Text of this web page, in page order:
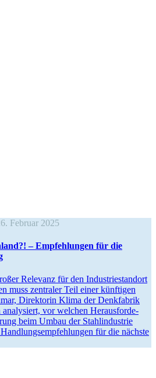
Februar 2025
– Empfeh­lungen für die
Relevanz für den Indus­trie­standort
muss zentraler Teil einer künftigen
Direk­torin Klima der Denkfabrik
vor welchen Heraus­for­de­
beim Umbau der Stahl­in­dustrie
für die nächste